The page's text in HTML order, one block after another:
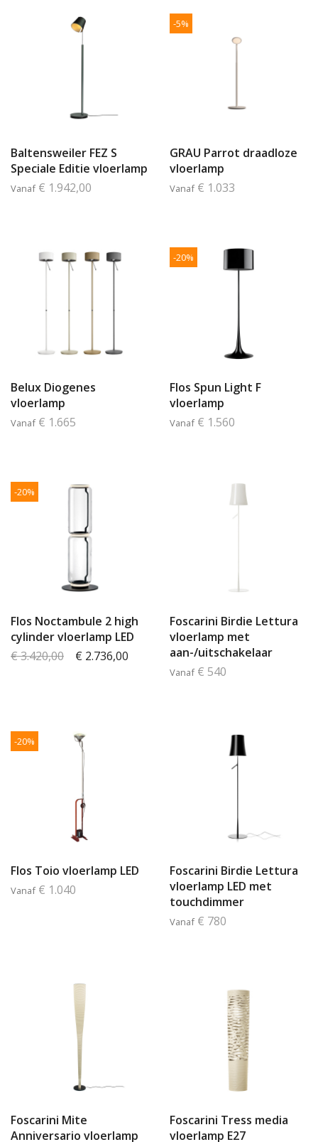
Baltensweiler FEZ S
Speciale Editie vloerlamp
Vanaf € 1.942,00
-5%
GRAU Parrot draadloze
vloerlamp
Vanaf € 1.033
Belux Diogenes
vloerlamp
Vanaf € 1.665
-20%
Flos Spun Light F
vloerlamp
Vanaf € 1.560
-20%
Flos Noctambule 2 high
cylinder vloerlamp LED
€ 2.736,00
€ 3.420,00
Foscarini Birdie Lettura
vloerlamp met
aan-/uitschakelaar
Vanaf € 540
-20%
Flos Toio vloerlamp LED
Vanaf € 1.040
Foscarini Birdie Lettura
vloerlamp LED met
touchdimmer
Vanaf € 780
Foscarini Mite
Anniversario vloerlamp
Foscarini Tress media
vloerlamp E27